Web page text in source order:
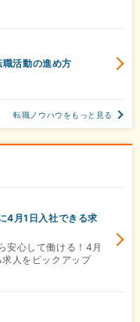
職活動の進め方
転職ノウハウをもっと見る
4月1日入社できる求
安心して働ける！4月
人をピックアップ